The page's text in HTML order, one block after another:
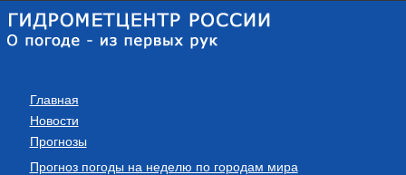
Главная
Новости
Прогнозы
Прогноз погоды на неделю по городам мира